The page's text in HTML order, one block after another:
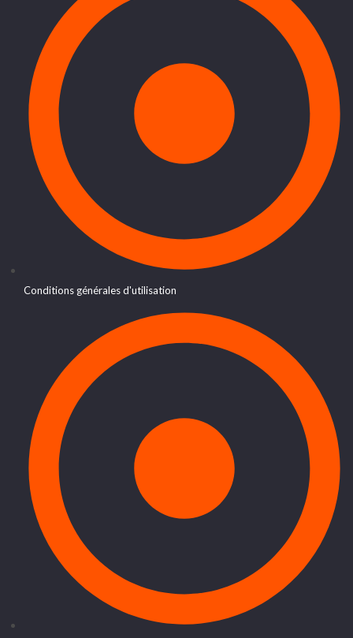
Conditions générales d'utilisation